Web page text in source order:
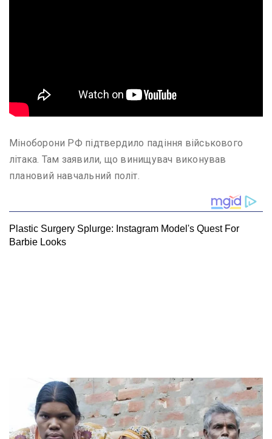
Міноборони РФ підтвердило падіння військового
літака. Там заявили, що винищувач виконував
плановий навчальний політ.